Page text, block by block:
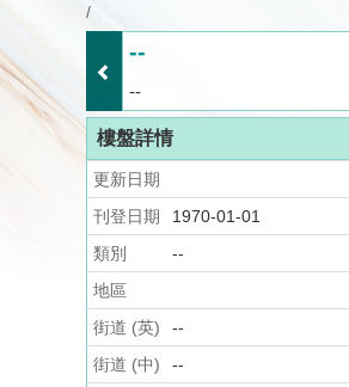
/
--
--
樓盤詳情
更新日期
刊登日期
1970-01-01
類別
--
地區
街道 (英)
--
街道 (中)
--